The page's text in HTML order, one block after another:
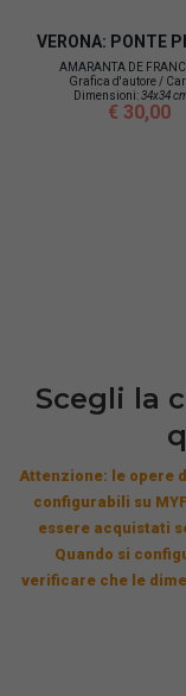
VERONA: PONTE
AMARANTA DE
Grafica d'autore /
Dimensioni:34x34
€ 30,00
Scegli la
Attenzione: le opere
configurabili su
essere acquistati
Quando si
verificare che le